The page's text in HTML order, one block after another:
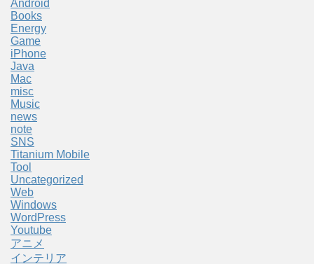
Android
Books
Energy
Game
iPhone
Java
Mac
misc
Music
news
note
SNS
Titanium Mobile
Tool
Uncategorized
Web
Windows
WordPress
Youtube
アニメ
インテリア